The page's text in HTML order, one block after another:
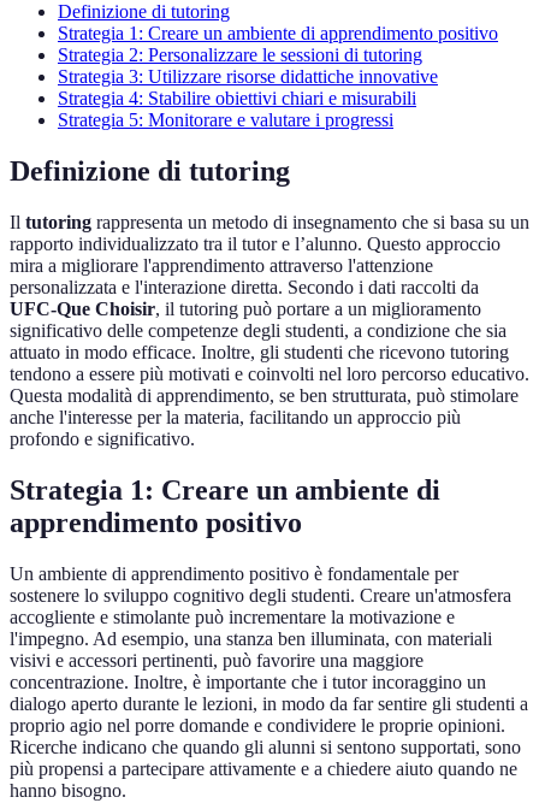
Definizione di tutoring
Strategia 1: Creare un ambiente di apprendimento positivo
Strategia 2: Personalizzare le sessioni di tutoring
Strategia 3: Utilizzare risorse didattiche innovative
Strategia 4: Stabilire obiettivi chiari e misurabili
Strategia 5: Monitorare e valutare i progressi
Definizione di tutoring
Il tutoring rappresenta un metodo di insegnamento che si basa su un
rapporto individualizzato tra il tutor e l’alunno. Questo approccio
mira a migliorare l'apprendimento attraverso l'attenzione
personalizzata e l'interazione diretta. Secondo i dati raccolti da
UFC-Que Choisir, il tutoring può portare a un miglioramento
significativo delle competenze degli studenti, a condizione che sia
attuato in modo efficace. Inoltre, gli studenti che ricevono tutoring
tendono a essere più motivati e coinvolti nel loro percorso educativo.
Questa modalità di apprendimento, se ben strutturata, può stimolare
anche l'interesse per la materia, facilitando un approccio più
profondo e significativo.
Strategia 1: Creare un ambiente di
apprendimento positivo
Un ambiente di apprendimento positivo è fondamentale per
sostenere lo sviluppo cognitivo degli studenti. Creare un'atmosfera
accogliente e stimolante può incrementare la motivazione e
l'impegno. Ad esempio, una stanza ben illuminata, con materiali
visivi e accessori pertinenti, può favorire una maggiore
concentrazione. Inoltre, è importante che i tutor incoraggino un
dialogo aperto durante le lezioni, in modo da far sentire gli studenti a
proprio agio nel porre domande e condividere le proprie opinioni.
Ricerche indicano che quando gli alunni si sentono supportati, sono
più propensi a partecipare attivamente e a chiedere aiuto quando ne
hanno bisogno.